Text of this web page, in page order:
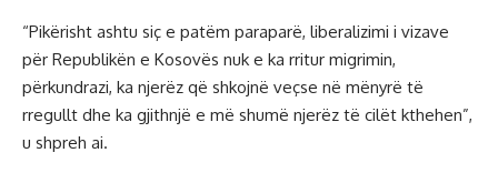
“Pikërisht ashtu siç e patëm paraparë, liberalizimi i vizave
për Republikën e Kosovës nuk e ka rritur migrimin,
përkundrazi, ka njerëz që shkojnë veçse në mënyrë të
rregullt dhe ka gjithnjë e më shumë njerëz të cilët kthehen”,
u shpreh ai.